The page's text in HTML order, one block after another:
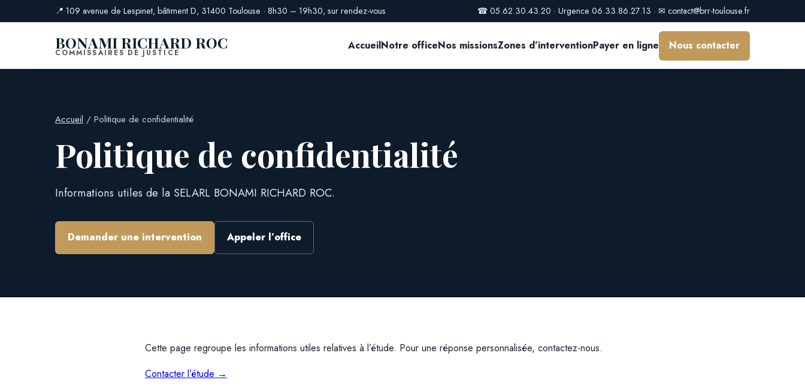
📍 109 avenue de Lespinet, bâtiment D, 31400 Toulouse · 8h30 – 19h30, sur rendez-vous ☎ 05.62.30.43.20 · Urgence 06.33.86.27.13 · ✉ contact@brr-toulouse.fr
BONAMI RICHARD ROC
COMMISSAIRES DE JUSTICE
AccueilNotre officeNos missionsZones d’interventionPayer en ligne Nous contacter
Accueil / Politique de confidentialité
Politique de confidentialité
Informations utiles de la SELARL BONAMI RICHARD ROC.
Demander une intervention Appeler l’office
Cette page regroupe les informations utiles relatives à l’étude. Pour une réponse personnalisée, contactez-nous.
Contacter l’étude →